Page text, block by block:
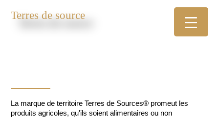
Terres de source
La marque de territoire Terres de Sources® promeut les
produits agricoles, qu'ils soient alimentaires ou non